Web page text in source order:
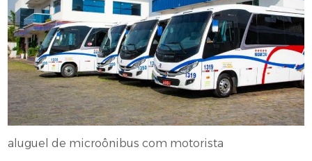
aluguel de microônibus com motorista